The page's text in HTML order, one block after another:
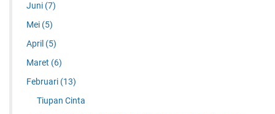
Juni (7)
Mei (5)
April (5)
Maret (6)
Februari (13)
Tiupan Cinta